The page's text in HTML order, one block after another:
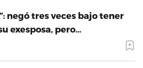
negó tres veces bajo tener
exesposa, pero…